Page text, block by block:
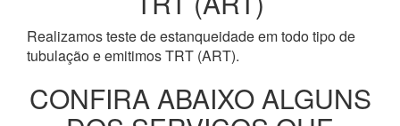
Realizamos teste de estanqueidade em todo tipo de
tubulação e emitimos TRT (ART).
CONFIRA ABAIXO ALGUNS